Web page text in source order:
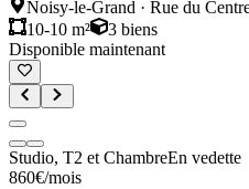
Noisy-le-Grand · Rue du
10-10 m²
3 biens
Disponible maintenant
Studio, T2 et ChambreEn vedette
860€/mois